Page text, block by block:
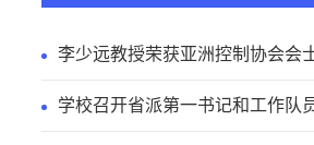
李少远教授荣获亚洲控制协会会
学校召开省派第一书记和工作队